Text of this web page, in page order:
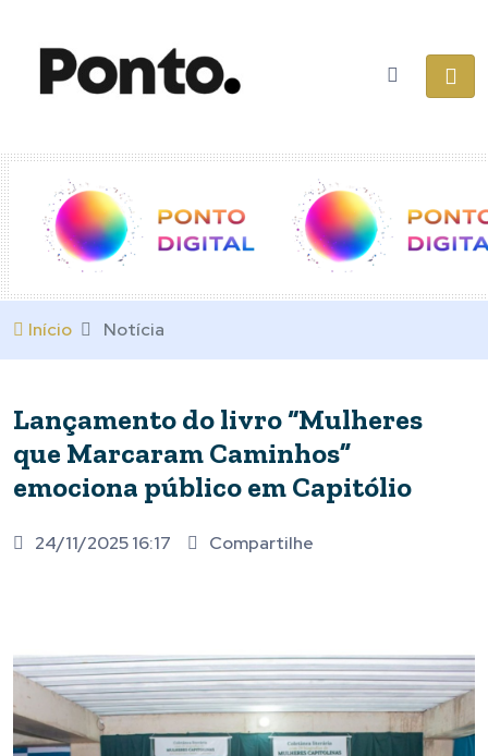
Início Notícia
Lançamento do livro “Mulheres
que Marcaram Caminhos”
emociona público em Capitólio
24/11/2025 16:17 Compartilhe